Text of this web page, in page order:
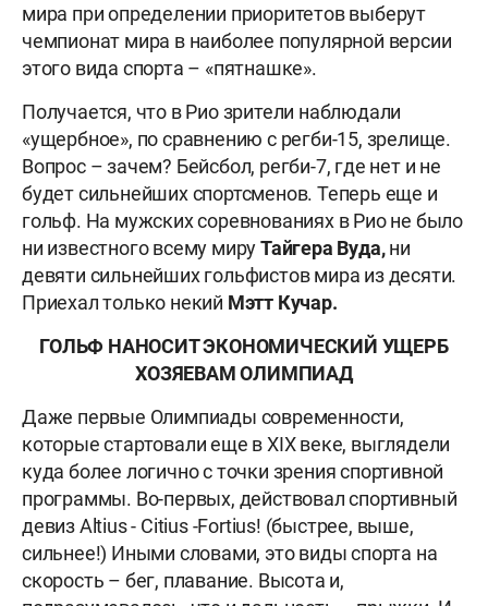
мира при определении приоритетов выберут
чемпионат мира в наиболее популярной версии
этого вида спорта – «пятнашке».
Получается, что в Рио зрители наблюдали
«ущербное», по сравнению с регби-15, зрелище.
Вопрос – зачем? Бейсбол, регби-7, где нет и не
будет сильнейших спортсменов. Теперь еще и
гольф. На мужских соревнованиях в Рио не было
ни известного всему мируТайгера Вуда,ни
девяти сильнейших гольфистов мира из десяти.
Приехал только некий Мэтт Кучар.
ГОЛЬФ НАНОСИТ ЭКОНОМИЧЕСКИЙ УЩЕРБ
ХОЗЯЕВАМ ОЛИМПИАД
Даже первые Олимпиады современности,
которые стартовали еще в XIX веке, выглядели
куда более логично с точки зрения спортивной
программы. Во-первых, действовал спортивный
девиз Аltius - Сitius -Fortius! (быстрее, выше,
сильнее!) Иными словами, это виды спорта на
скорость – бег, плавание. Высота и,